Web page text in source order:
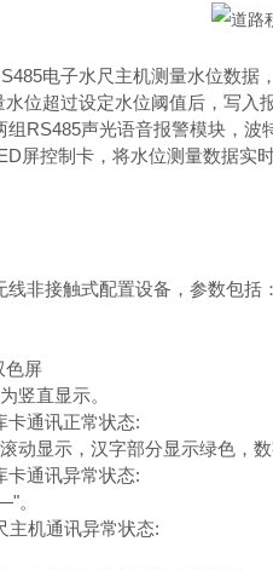
电子水尺主机测量水位数据
位超过设定水位阈值后，写
RS485声光语音报警模块，波
屏控制卡，将水位测量数据实
线非接触式配置设备，参数包
色屏
竖直显示。
通讯正常状态:
动显示，汉字部分显示绿色，
通讯异常状态:
。
机通讯异常状态: